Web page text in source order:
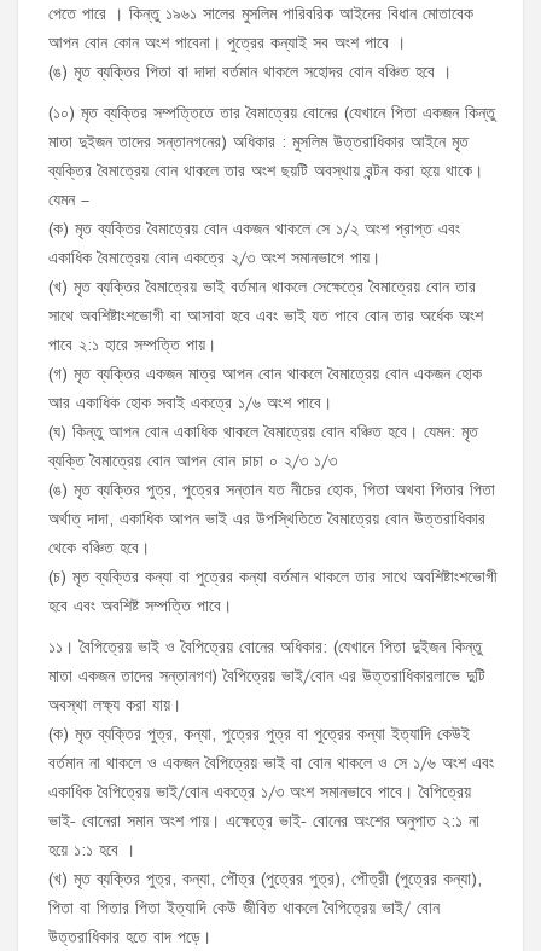
পেতে পারে । কিন্তু ১৯৬১ সালের মুসলিম পারিবরিক আইনের বিধান মোতাবেক
আপন বোন কোন অংশ পাবেনা। পুত্রের কন্যাই সব অংশ পাবে ।
(ঙ) মৃত ব্যক্তির পিতা বা দাদা বর্তমান থাকলে সহোদর বোন বঞ্চিত হবে ।
(১০) মৃত ব্যক্তির সম্পত্তিতে তার বৈমাত্রেয় বোনের (যেখানে পিতা একজন কিন্তু
মাতা দুইজন তাদের সন্তানগনের) অধিকার : মুসলিম উত্তরাধিকার আইনে মৃত
ব্যক্তির বৈমাত্রেয় বোন থাকলে তার অংশ ছয়টি অবস্থায় বন্টন করা হয়ে থাকে।
যেমন –
(ক) মৃত ব্যক্তির বৈমাত্রেয় বোন একজন থাকলে সে ১/২ অংশ প্রাপ্ত এবং
একাধিক বৈমাত্রেয় বোন একত্রে ২/৩ অংশ সমানভাগে পায়।
(খ) মৃত ব্যক্তির বৈমাত্রেয় ভাই বর্তমান থাকলে সেক্ষেত্রে বৈমাত্রেয় বোন তার
সাথে অবশিষ্টাংশভোগী বা আসাবা হবে এবং ভাই যত পাবে বোন তার অর্ধেক অংশ
পাবে ২:১ হারে সম্পত্তি পায়।
(গ) মৃত ব্যক্তির একজন মাত্র আপন বোন থাকলে বৈমাত্রেয় বোন একজন হোক
আর একাধিক হোক সবাই একত্রে ১/৬ অংশ পাবে।
(ঘ) কিন্তু আপন বোন একাধিক থাকলে বৈমাত্রেয় বোন বঞ্চিত হবে। যেমন: মৃত
ব্যক্তি বৈমাত্রেয় বোন আপন বোন চাচা ০ ২/৩ ১/৩
(ঙ) মৃত ব্যক্তির পুত্র, পুত্রের সন্তান যত নীচের হোক, পিতা অথবা পিতার পিতা
অর্থাত্ দাদা, একাধিক আপন ভাই এর উপস্থিতিতে বৈমাত্রেয় বোন উত্তরাধিকার
থেকে বঞ্চিত হবে।
(চ) মৃত ব্যক্তির কন্যা বা পুত্রের কন্যা বর্তমান থাকলে তার সাথে অবশিষ্টাংশভোগী
হবে এবং অবশিষ্ট সম্পত্তি পাবে।
১১। বৈপিত্রেয় ভাই ও বৈপিত্রেয় বোনের অধিকার: (যেখানে পিতা দুইজন কিন্তু
মাতা একজন তাদের সন্তানগণ) বৈপিত্রেয় ভাই/বোন এর উত্তরাধিকারলাভে দুটি
অবস্থা লক্ষ্য করা যায়।
(ক) মৃত ব্যক্তির পুত্র, কন্যা, পুত্রের পুত্র বা পুত্রের কন্যা ইত্যাদি কেউই
বর্তমান না থাকলে ও একজন বৈপিত্রেয় ভাই বা বোন থাকলে ও সে ১/৬ অংশ এবং
একাধিক বৈপিত্রেয় ভাই/বোন একত্রে ১/৩ অংশ সমানভাবে পাবে। বৈপিত্রেয়
ভাই- বোনেরা সমান অংশ পায়। এক্ষেত্রে ভাই- বোনের অংশের অনুপাত ২:১ না
হয়ে ১:১ হবে ।
(খ) মৃত ব্যক্তির পুত্র, কন্যা, পৌত্র (পুত্রের পুত্র), পৌত্রী (পুত্রের কন্যা),
পিতা বা পিতার পিতা ইত্যাদি কেউ জীবিত থাকলে বৈপিত্রেয় ভাই/ বোন
উত্তরাধিকার হতে বাদ পড়ে।